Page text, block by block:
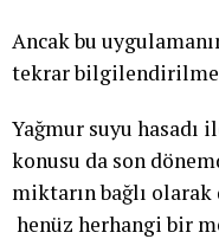
Ancak bu
tekrar
Yağmur suyu hasadı
konusu da son
miktarın bağlı
henüz herhangi bir